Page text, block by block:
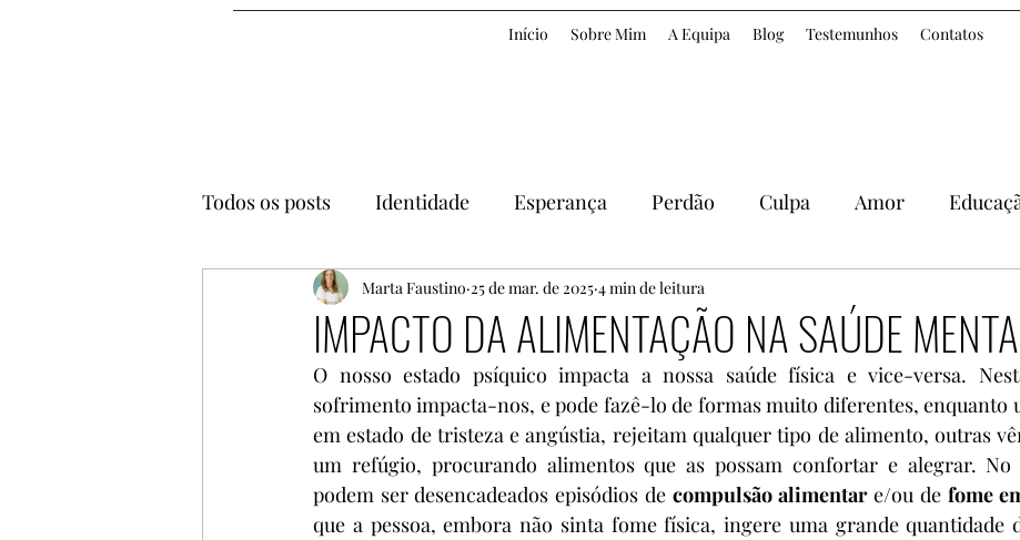
Início Sobre Mim A Equipa Blog Testemunhos Contatos
Todos os posts Identidade Esperança Perdão Culpa Amor
Logoterapia Felicidade Matrimónio Espiritualidade
Feminilidade Autoconhecimento Paternidade masculinidade
Traumas Futuro maternidade Projeto Pedopsiquiatria
IMPACTO DA ALIMENTAÇÃO NA SAÚDE
Marta Faustino 25 de mar. de 2025 4 min de leitura
O nosso estado psíquico impacta a nossa saúde física e vice-versa.
sofrimento impacta-nos, e pode fazê-lo de formas muito diferentes, enquanto
em estado de tristeza e angústia, rejeitam qualquer tipo de alimento, outras
um refúgio, procurando alimentos que as possam confortar e alegrar. No
podem ser desencadeados episódios de compulsão alimentar e/ou de fome
que a pessoa, embora não sinta fome física, ingere uma grande quantidade